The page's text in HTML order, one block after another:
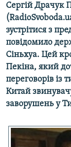
СПОРТ
УКРАЇНА
СВІТ
ТИ ЯК?
СХЕМИ
МУЛЬТИМЕДІА
ФОТО
СПЕЦПРОЄКТИ
КРИМ РЕАЛІЇ
Сергій Драчук
зустрітися з
повідомило
Сіньхуа. Цей
Пекіна, який
переговорів із
Китай
заворушень у